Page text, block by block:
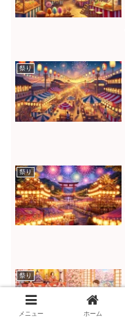
祭り
祭り
祭り
メニュー ホーム